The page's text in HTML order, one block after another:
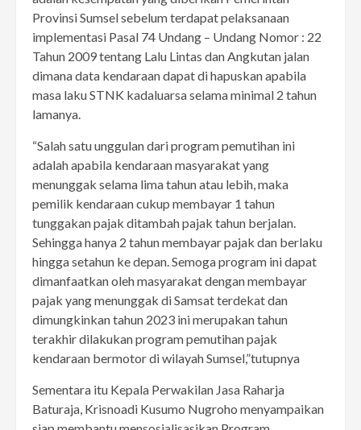
Provinsi Sumsel sebelum terdapat pelaksanaan
implementasi Pasal 74 Undang – Undang Nomor : 22
Tahun 2009 tentang Lalu Lintas dan Angkutan jalan
dimana data kendaraan dapat di hapuskan apabila
masa laku STNK kadaluarsa selama minimal 2 tahun
lamanya.
“Salah satu unggulan dari program pemutihan ini
adalah apabila kendaraan masyarakat yang
menunggak selama lima tahun atau lebih, maka
pemilik kendaraan cukup membayar 1 tahun
tunggakan pajak ditambah pajak tahun berjalan.
Sehingga hanya 2 tahun membayar pajak dan berlaku
hingga setahun ke depan. Semoga program ini dapat
dimanfaatkan oleh masyarakat dengan membayar
pajak yang menunggak di Samsat terdekat dan
dimungkinkan tahun 2023 ini merupakan tahun
terakhir dilakukan program pemutihan pajak
kendaraan bermotor di wilayah Sumsel,”tutupnya
Sementara itu Kepala Perwakilan Jasa Raharja
Baturaja, Krisnoadi Kusumo Nugroho menyampaikan